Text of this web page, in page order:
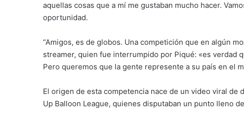
aquellas cosas que a mí me gustaban mucho hacer.
oportunidad.
“Amigos, es de globos. Una competición que en algún
streamer, quien fue interrumpido por Piqué: «es verdad
Pero queremos que la gente represente a su país en el
El origen de esta competencia nace de un video viral
Up Balloon League, quienes disputaban un punto lleno